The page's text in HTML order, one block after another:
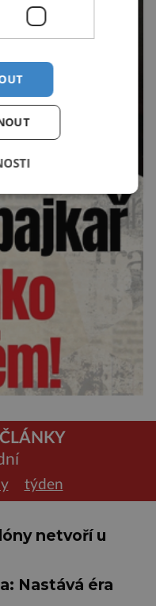
týden
netvoří u
Nastává éra